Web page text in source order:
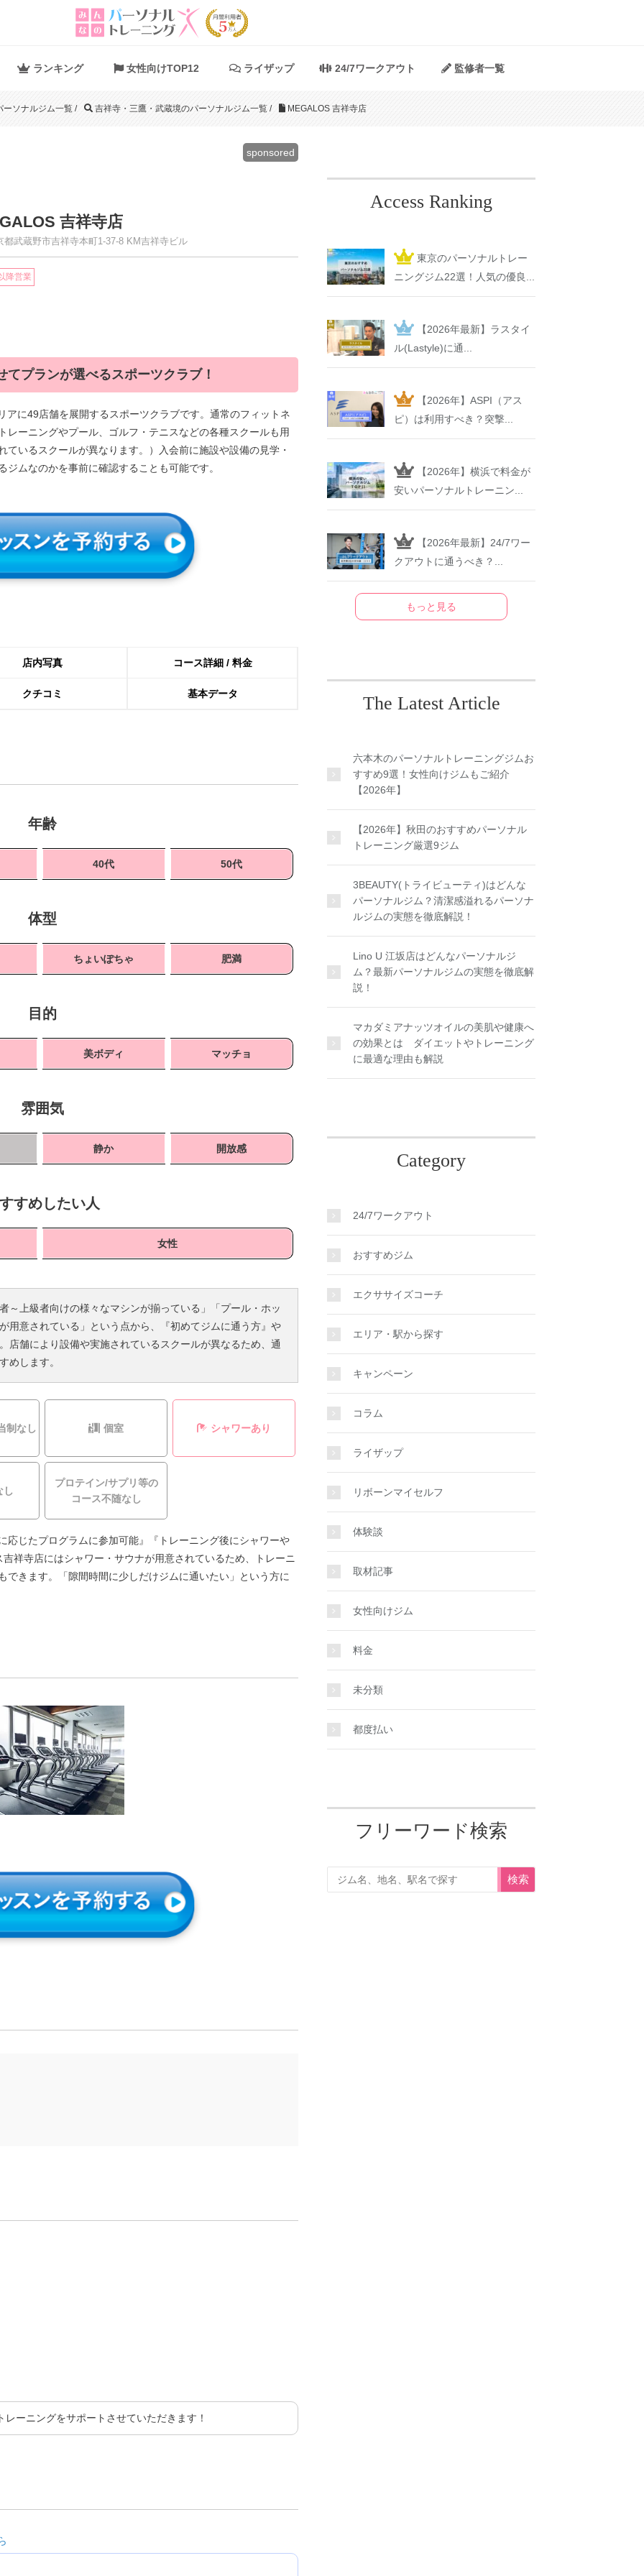
ランキング 女性向けTOP12 ライザップ 24/7ワークアウト 監修者一覧
ーソナルジム一覧 / 吉祥寺・三鷹・武蔵境のパーソナルジム一覧 / MEGALOS 吉祥寺店
sponsored
吉祥寺店
都武蔵野市吉祥寺本町1-37-8 KM吉祥寺ビル
降営業
プランが選べるスポーツクラブ！
アに49店舗を展開するスポーツクラブです。通常のフィットネ
レーニングやプール、ゴルフ・テニスなどの各種スクールも用
いるスクールが異なります。）入会前に施設や設備の見学・
ムなのかを事前に確認することも可能です。
店内写真 コース詳細 / 料金
クチコミ 基本データ
年齢
40代 50代
体型
ちょいぽちゃ 肥満
目的
美ボディ マッチョ
雰囲気
静か 開放感
すめしたい人
女性
～上級者向けの様々なマシンが揃っている」「プール・ホッ
用意されている」という点から、『初めてジムに通う方』や
店舗により設備や実施されているスクールが異なるため、通
めします。
制なし 個室 シャワーあり
し
プロテイン/サプリ等の
コース不随なし
応じたプログラムに参加可能』『トレーニング後にシャワーや
祥寺店にはシャワー・サウナが用意されているため、トレーニ
できます。「隙間時間に少しだけジムに通いたい」という方に
ーニングをサポートさせていただきます！
Access Ranking
東京のパーソナルトレー
ニングジム22選！人気の優良...
【2026年最新】ラスタイ
ル(Lastyle)に通...
【2026年】ASPI（アス
ピ）は利用すべき？突撃...
【2026年】横浜で料金が
安いパーソナルトレーニン...
【2026年最新】24/7ワー
クアウトに通うべき？...
もっと見る
The Latest Article
六本木のパーソナルトレーニングジムお
すすめ9選！女性向けジムもご紹介
【2026年】
【2026年】秋田のおすすめパーソナル
トレーニング厳選9ジム
3BEAUTY(トライビューティ)はどんな
パーソナルジム？清潔感溢れるパーソナ
ルジムの実態を徹底解説！
Lino U 江坂店はどんなパーソナルジ
ム？最新パーソナルジムの実態を徹底解
説！
マカダミアナッツオイルの美肌や健康へ
の効果とは ダイエットやトレーニング
に最適な理由も解説
Category
24/7ワークアウト
おすすめジム
エクササイズコーチ
エリア・駅から探す
キャンペーン
コラム
ライザップ
リボーンマイセルフ
体験談
取材記事
女性向けジム
料金
未分類
都度払い
フリーワード検索
検索